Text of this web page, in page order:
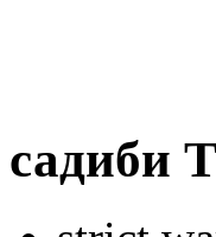
садиби